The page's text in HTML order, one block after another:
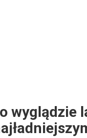
wyglądzie